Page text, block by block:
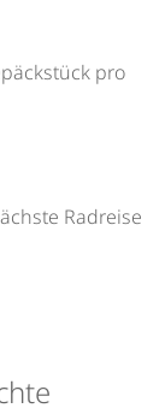
pro
Radreise